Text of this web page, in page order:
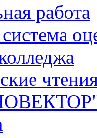
работа